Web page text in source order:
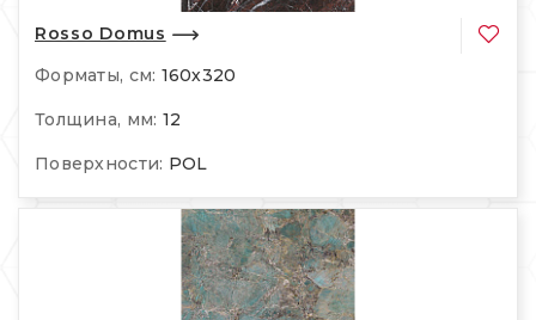
Rosso Domus
Форматы, см: 160х320
Толщина, мм: 12
Поверхности: POL